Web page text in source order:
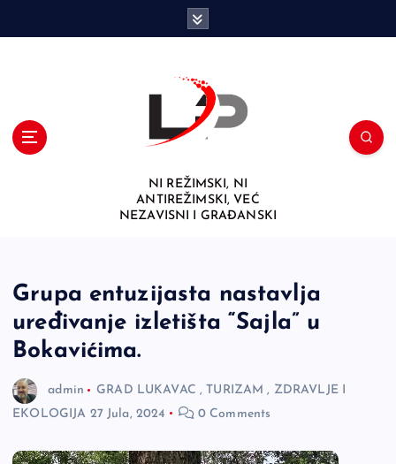
NI REŽIMSKI, NI
ANTIREŽIMSKI, VEĆ
NEZAVISNI I GRAĐANSKI
Grupa entuzijasta nastavlja
uređivanje izletišta “Sajla” u
Bokavićima.
admin GRAD LUKAVAC , TURIZAM , ZDRAVLJE I
EKOLOGIJA 27 Jula, 2024 0 Comments